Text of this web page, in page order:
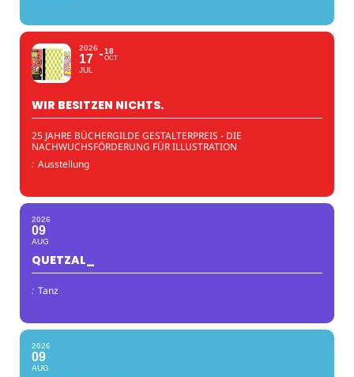
2026
17
JUL
18
OCT
WIR BESITZEN NICHTS.
25 JAHRE BÜCHERGILDE GESTALTERPREIS - DIE
NACHWUCHSFÖRDERUNG FÜR ILLUSTRATION
: Ausstellung
2026
09
AUG
QUETZAL_
: Tanz
2026
09
AUG